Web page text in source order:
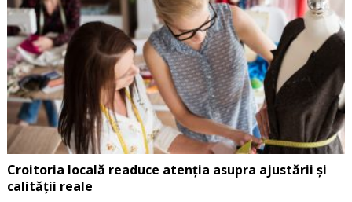
Croitoria locală readuce atenția asupra ajustării și
calității reale